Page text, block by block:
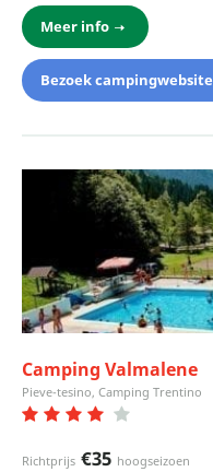
Meer info
Bezoek campingwebsite
Camping Valmalene
Pieve-tesino, Camping Trentino
Richtprijs €35 hoogseizoen